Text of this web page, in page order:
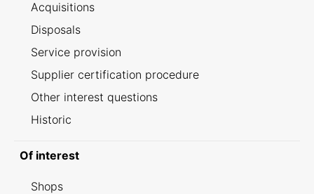
Acquisitions
Disposals
Service provision
Supplier certification procedure
Other interest questions
Historic
Of interest
Shops